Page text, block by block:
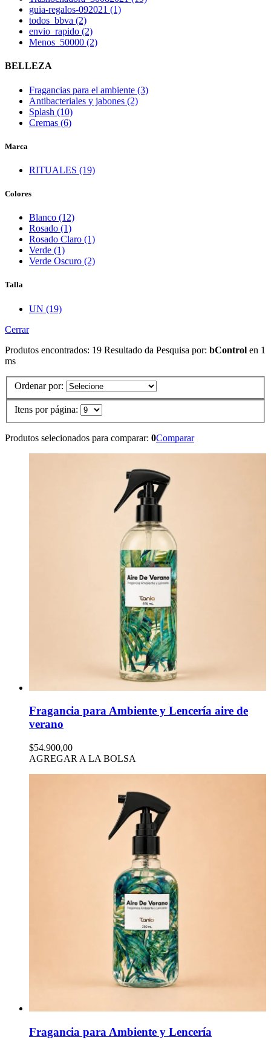
guia-regalos-092021 (1)
todos_bbva (2)
envio_rapido (2)
Menos_50000 (2)
BELLEZA
Fragancias para el ambiente (3)
Antibacteriales y jabones (2)
Splash (10)
Cremas (6)
Marca
RITUALES (19)
Colores
Blanco (12)
Rosado (1)
Rosado Claro (1)
Verde (1)
Verde Oscuro (2)
Talla
UN (19)
Cerrar
Produtos encontrados: 19 Resultado da Pesquisa por: bControl en 1
ms
Ordenar por:
Itens por página:
Produtos selecionados para comparar: 0Comparar
Fragancia para Ambiente y Lencería aire de
verano
$54.900,00
AGREGAR A LA BOLSA
Fragancia para Ambiente y Lencería